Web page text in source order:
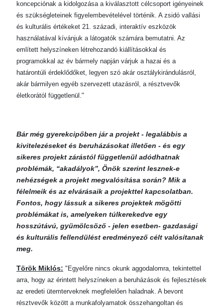
koncepciónak a kidolgozása a kiválasztott célcsoport igényeinek
és szükségleteinek figyelembevételével történik. A zsidó vallási
és kulturális értékeket 21. századi, interaktív eszközök
használatával kívánjuk a látogatók számára bemutatni. Az
említett helyszíneken létrehozandó kiállításokkal és
programokkal az év bármely napján várjuk a hazai és a
határontúli érdeklődőket, legyen szó akár osztálykirándulásról,
akár bármilyen egyéb szervezett utazásról, a résztvevők
életkorától függetlenül."
Bár még gyerekcipőben jár a projekt - legalábbis a
kivitelezéseket és beruházásokat illetően - és egy
sikeres projekt zárástól függetlenül adódhatnak
problémák, “akadályok”, Önök szerint lesznek-e
nehézségek a projekt megvalósítása során? Mik a
félelmeik és az elvárásaik a projekttel kapcsolatban.
Fontos, hogy lássuk a sikeres projektek mögötti
problémákat is, amelyeken túlkerekedve egy
hosszútávú, gyümölcsöző - jelen esetben- gazdasági
és kulturális fellendülést eredményező célt valósítanak
meg.
Török Miklós: "Egyelőre nincs okunk aggodalomra, tekintettel
arra, hogy az érintett helyszíneken a beruházások és fejlesztések
az eredeti ütemterveknek megfelelően haladnak. A bevont
résztvevők között a munkafolyamatok összehangoltan és